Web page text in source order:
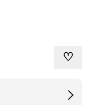
♡